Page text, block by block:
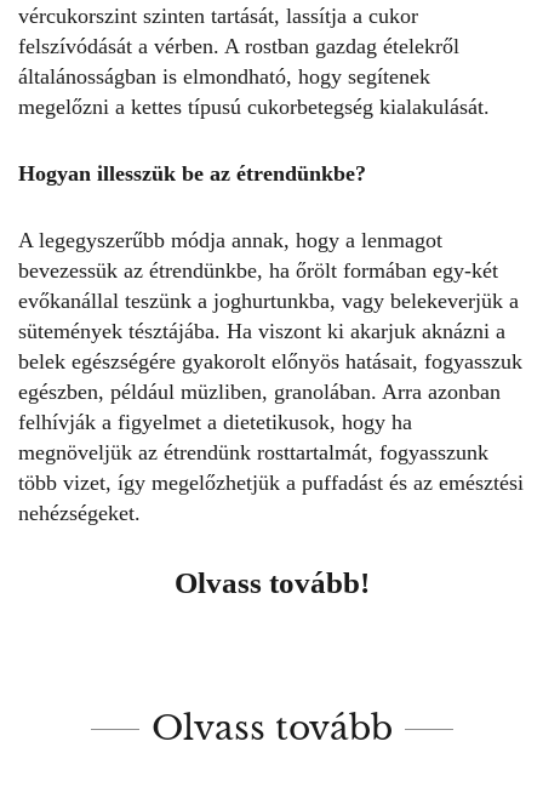
vércukorszint szinten tartását, lassítja a cukor
felszívódását a vérben. A rostban gazdag ételekről
általánosságban is elmondható, hogy segítenek
megelőzni a kettes típusú cukorbetegség kialakulását.
Hogyan illesszük be az étrendünkbe?
A legegyszerűbb módja annak, hogy a lenmagot
bevezessük az étrendünkbe, ha őrölt formában egy-két
evőkanállal teszünk a joghurtunkba, vagy belekeverjük a
sütemények tésztájába. Ha viszont ki akarjuk aknázni a
belek egészségére gyakorolt előnyös hatásait, fogyasszuk
egészben, például müzliben, granolában. Arra azonban
felhívják a figyelmet a dietetikusok, hogy ha
megnöveljük az étrendünk rosttartalmát, fogyasszunk
több vizet, így megelőzhetjük a puffadást és az emésztési
nehézségeket.
Olvass tovább!
Olvass tovább